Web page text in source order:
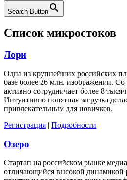
Search Button
Список микростоков
Лори
Одна из крупнейших российских
базе более 26 млн. изображений. Со
активно сотрудничает более 8
Интуитивно понятная загрузка
привлекательным для новичков.
Регистрация | Подробности
Озеро
Стартап на российском рынке медиа
отличающийся высокой динамикой